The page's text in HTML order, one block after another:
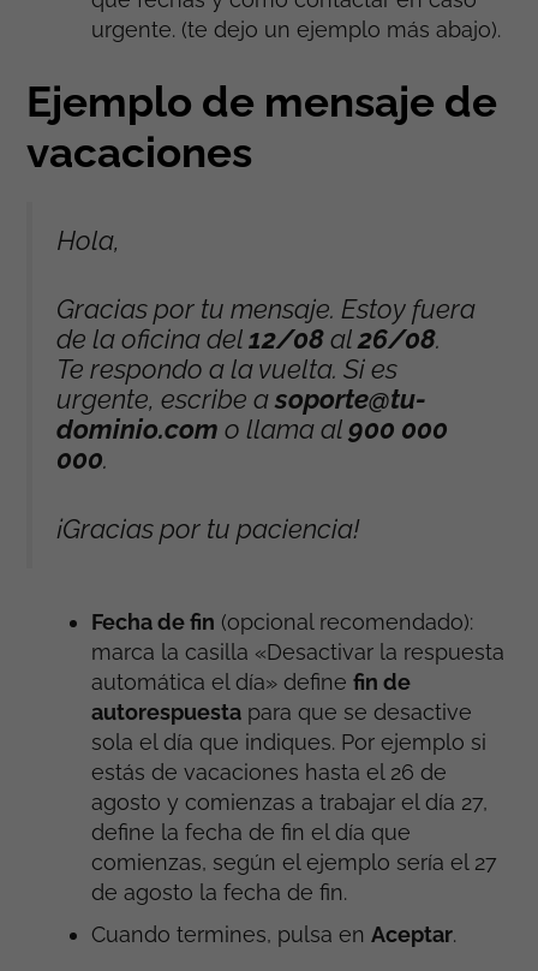
urgente. (te dejo un ejemplo más abajo).
Ejemplo de mensaje de
vacaciones
Hola,
Gracias por tu mensaje. Estoy fuera
de la oficina del12/08 al26/08.
Te respondo a la vuelta. Si es
urgente, escribe asoporte@tu-
dominio.com o llama al 900 000
000.
¡Gracias por tu paciencia!
Fecha de fin (opcional recomendado):
marca la casilla «Desactivar la respuesta
automática el día» definefin de
autorespuesta para que se desactive
sola el día que indiques. Por ejemplo si
estás de vacaciones hasta el 26 de
agosto y comienzas a trabajar el día 27,
define la fecha de fin el día que
comienzas, según el ejemplo sería el 27
de agosto la fecha de fin.
Cuando termines, pulsa enAceptar.